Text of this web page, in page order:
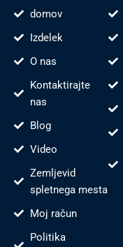
domov
Izdelek
O nas
Kontaktirajte
nas
Blog
Video
Zemljevid
spletnega mesta
Moj račun
Politika